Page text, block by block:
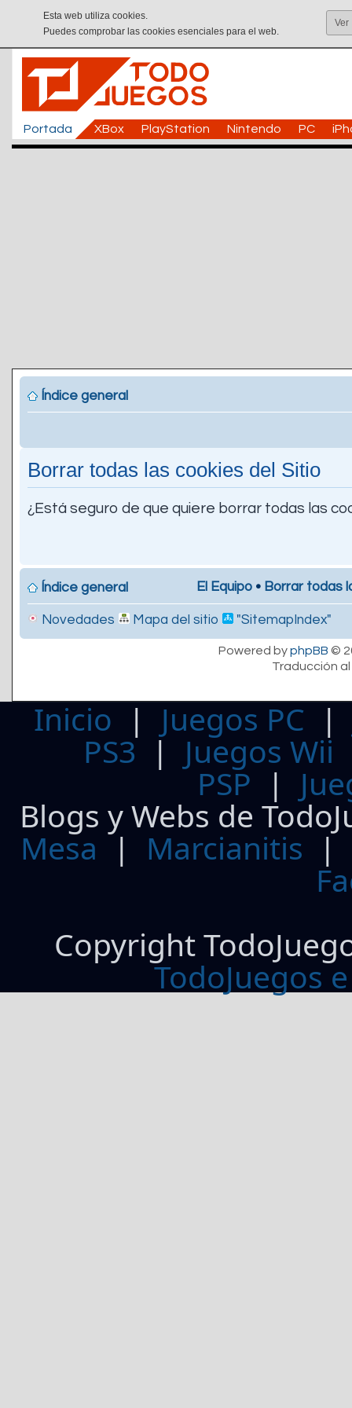
Esta web utiliza cookies.
Puedes comprobar las cookies esenciales para el web.
Ver
Portada XBox PlayStation Nintendo PC
Índice general
Borrar todas las cookies del Sitio
¿Está seguro de que quiere borrar todas las
Índice general El Equipo • Borrar todas
Novedades Mapa del sitio "SitemapIndex"
Powered byphpBB ©
Traducción
Inicio | Juegos PC
PS3| Juegos Wii
PSP |
Blogs y Webs de
Mesa | Marcianitis |
Copyright
TodoJuegos